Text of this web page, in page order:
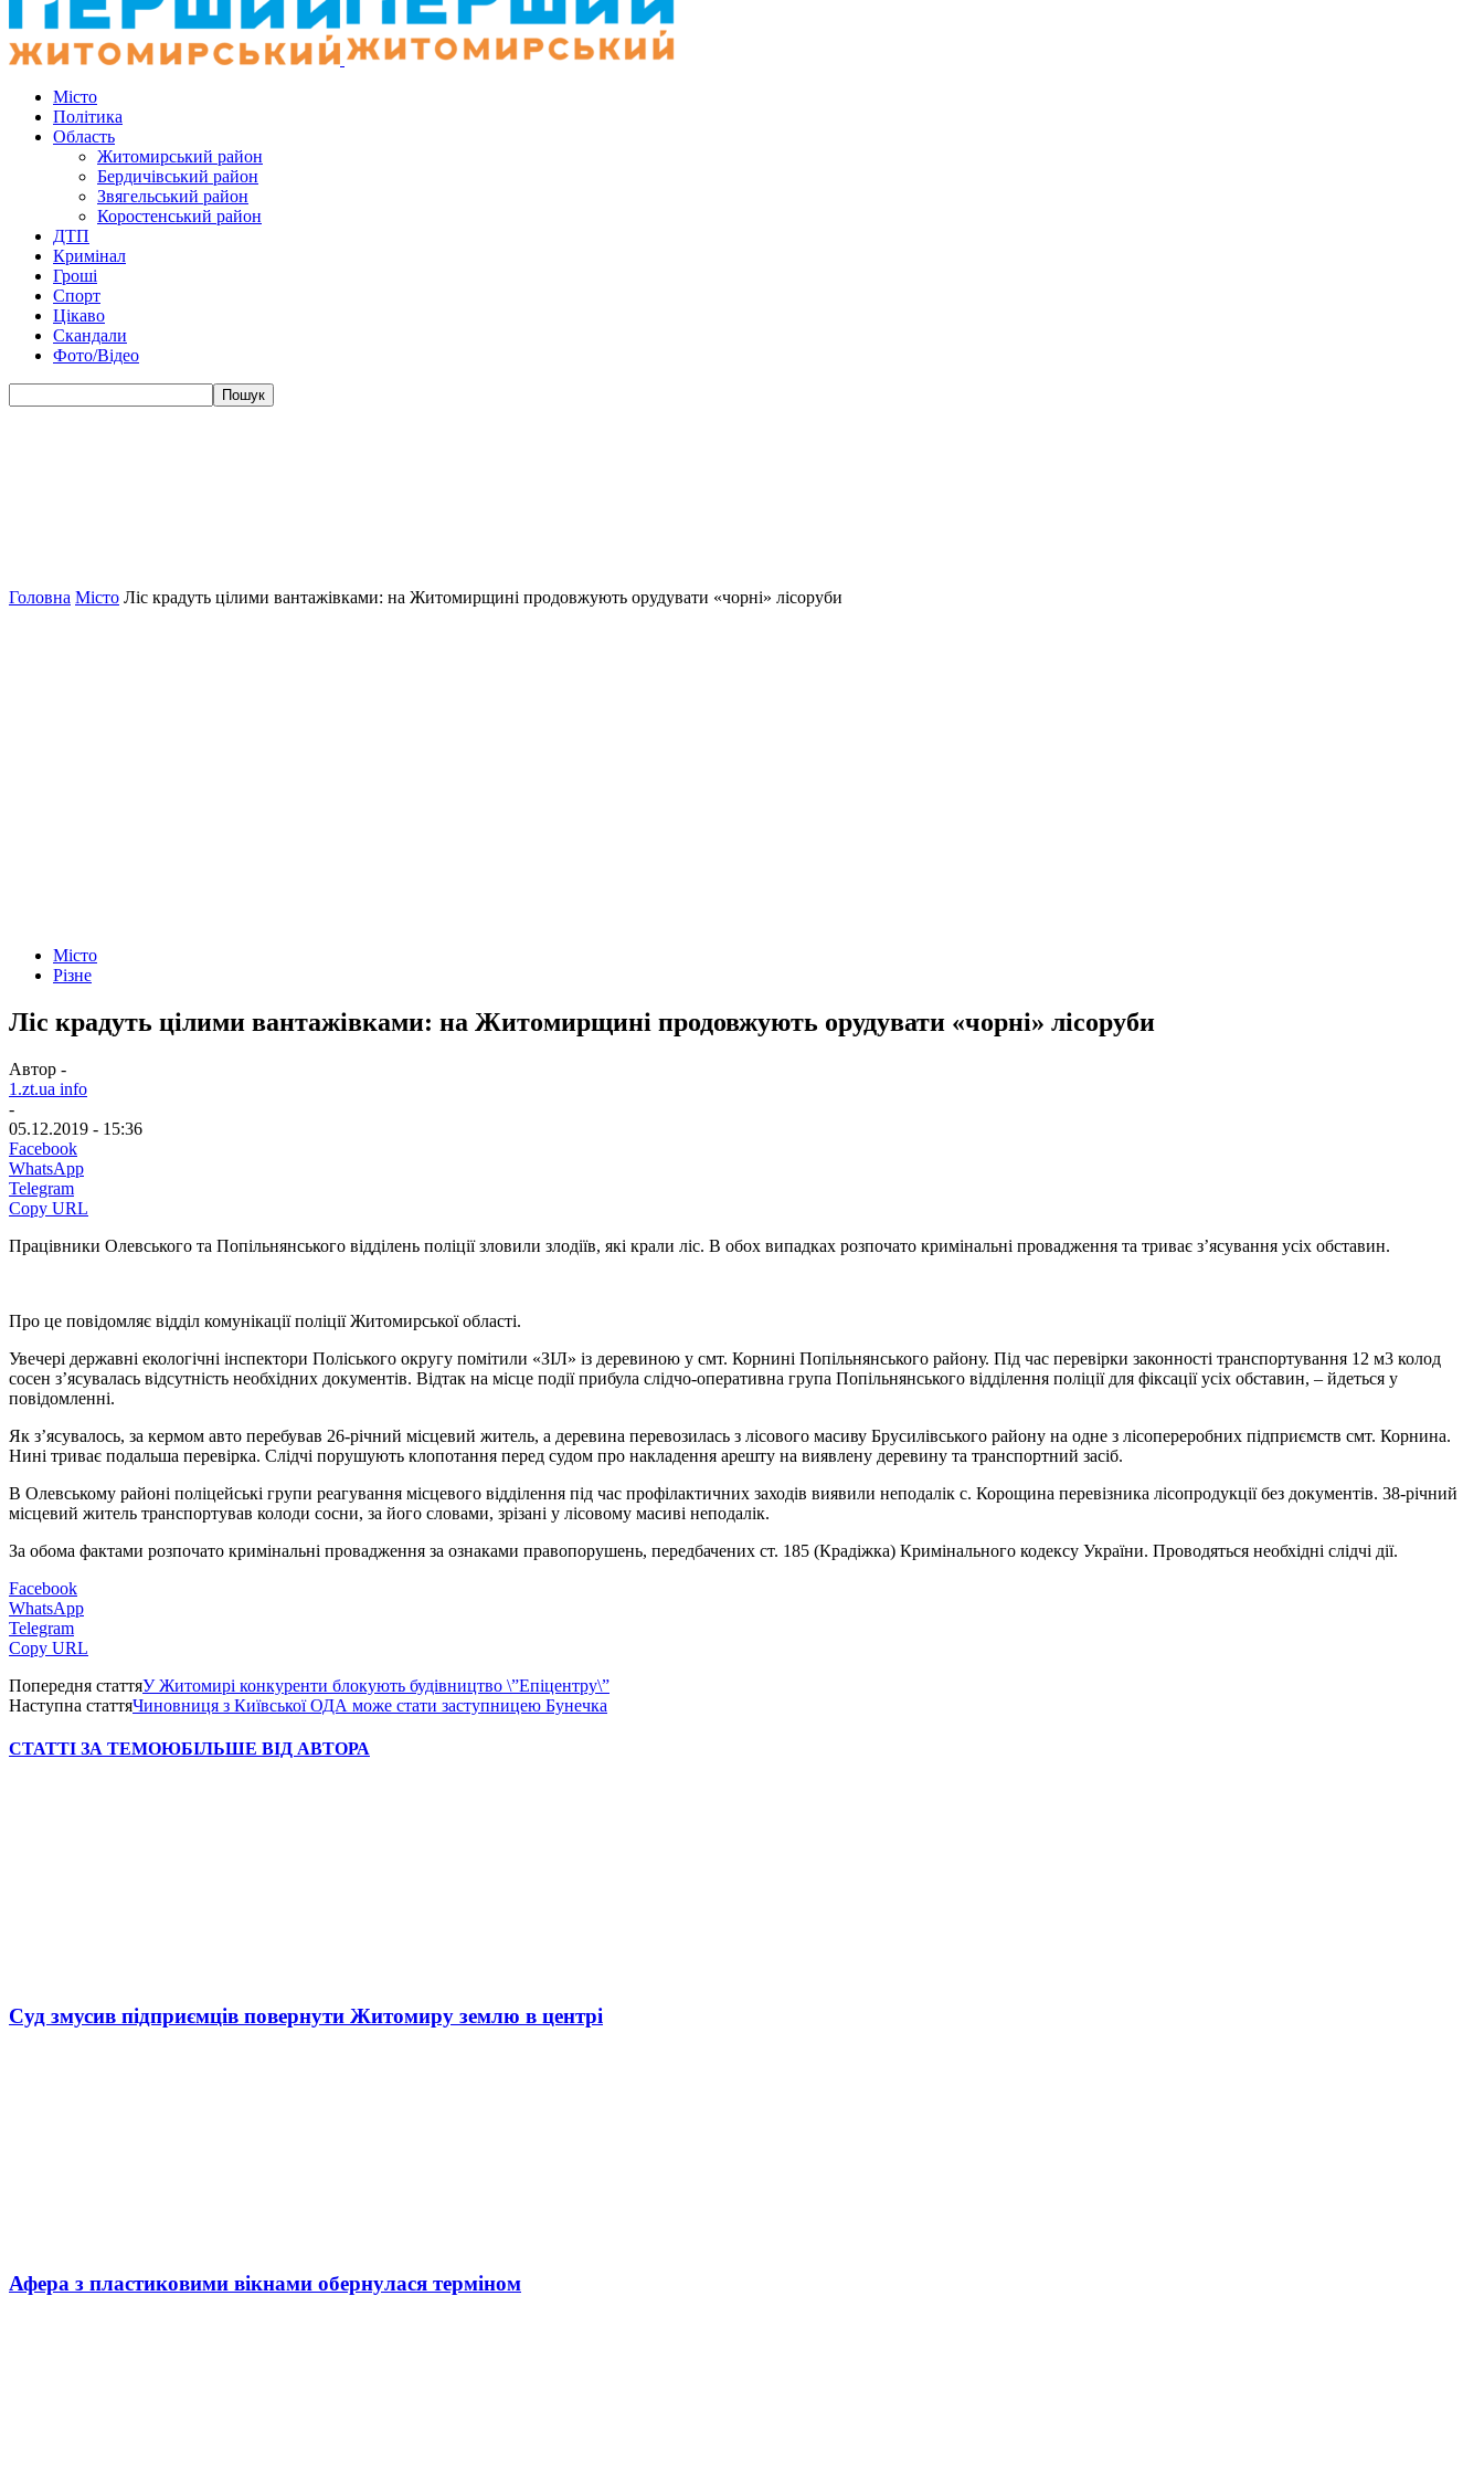
Місто
Політика
Область
Житомирський район
Бердичівський район
Звягельський район
Коростенський район
ДТП
Кримінал
Гроші
Спорт
Цікаво
Скандали
Фото/Відео
Головна Місто Ліс крадуть цілими вантажівками: на Житомирщині продовжують орудувати «чорні» лісоруби
Місто
Різне
Ліс крадуть цілими вантажівками: на Житомирщині продовжують орудувати «чорні» лісоруби
Автор -
1.zt.ua info
-
05.12.2019 - 15:36
Facebook
WhatsApp
Telegram
Copy URL
Працівники Олевського та Попільнянського відділень поліції зловили злодіїв, які крали ліс. В обох випадках розпочато кримінальні провадження та триває з’ясування усіх обставин.
Про це повідомляє відділ комунікації поліції Житомирської області.
Увечері державні екологічні інспектори Поліського округу помітили «ЗІЛ» із деревиною у смт. Корнині Попільнянського району. Під час перевірки законності транспортування 12 м3 колод
сосен з’ясувалась відсутність необхідних документів. Відтак на місце події прибула слідчо-оперативна група Попільнянського відділення поліції для фіксації усіх обставин, – йдеться у
повідомленні.
Як з’ясувалось, за кермом авто перебував 26-річний місцевий житель, а деревина перевозилась з лісового масиву Брусилівського району на одне з лісопереробних підприємств смт. Корнина.
Нині триває подальша перевірка. Слідчі порушують клопотання перед судом про накладення арешту на виявлену деревину та транспортний засіб.
В Олевському районі поліцейські групи реагування місцевого відділення під час профілактичних заходів виявили неподалік с. Корощина перевізника лісопродукції без документів. 38-річний
місцевий житель транспортував колоди сосни, за його словами, зрізані у лісовому масиві неподалік.
За обома фактами розпочато кримінальні провадження за ознаками правопорушень, передбачених ст. 185 (Крадіжка) Кримінального кодексу України. Проводяться необхідні слідчі дії.
Facebook
WhatsApp
Telegram
Copy URL
Попередня статтяУ Житомирі конкуренти блокують будівництво \”Епіцентру\”
Наступна статтяЧиновниця з Київської ОДА може стати заступницею Бунечка
СТАТТІ ЗА ТЕМОЮБІЛЬШЕ ВІД АВТОРА
Суд змусив підприємців повернути Житомиру землю в центрі
Афера з пластиковими вікнами обернулася терміном